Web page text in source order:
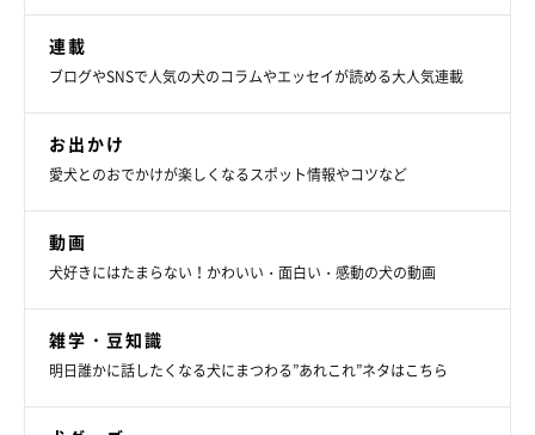
とはいえ、嫌なものは絶対に口にしないマロたんだし、匂いを嗅
いでプイっとするんだろうなと予想していたのに、匂いをクンク
ンしながらパクパク食べるではありませんか。その様子を見たト
レーナーさんは「なんかすごくマロンぽい。」と笑うのでした。
プロってすごいね。
連載
ブログやSNSで人気の犬のコラムやエッセイが読める大人気連載
お出かけ
愛犬とのおでかけが楽しくなるスポット情報やコツなど
動画
犬好きにはたまらない！かわいい・面白い・感動の犬の動画
雑学・豆知識
明日誰かに話したくなる犬にまつわる”あれこれ”ネタはこちら